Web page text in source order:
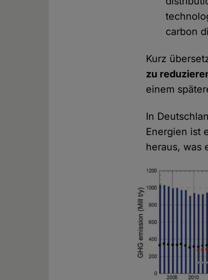
carbon
Kurz
zu
einem
In
Energien ist
heraus, was